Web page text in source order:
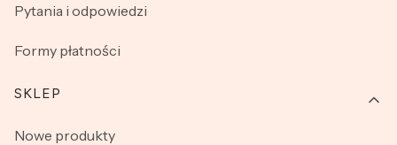
Pytania i odpowiedzi
Formy płatności
SKLEP
Nowe produkty